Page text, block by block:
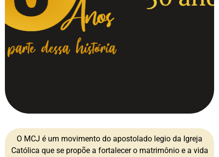
O MCJ é um movimento do apostolado legio da Igreja
Católica que se propõe a fortalecer o matrimônio e a vida